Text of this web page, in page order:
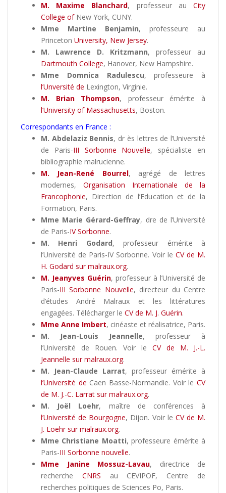
M. Maxime Blanchard, professeur au City
College of New York, CUNY.
Mme Martine Benjamin, professeure au
Princeton University, New Jersey.
M. Lawrence D. Kritzmann, professeur au
Dartmouth College, Hanover, New Hampshire.
Mme Domnica Radulescu, professeure à
l’Unversité de Lexington, Virginie.
M. Brian Thompson, professeur émérite à
l’University of Massachusetts, Boston.
Correspondants en France :
M. Abdelaziz Bennis, dr ès lettres de l’Université
de Paris-III Sorbonne Nouvelle, spécialiste en
bibliographie malrucienne.
M. Jean-René Bourrel, agrégé de lettres
modernes, Organisation Internationale de la
Francophonie, Direction de l’Education et de la
Formation, Paris.
Mme Marie Gérard-Geffray, dre de l’Université
de Paris-IV Sorbonne.
M. Henri Godard, professeur émérite à
l’Université de Paris-IV Sorbonne. Voir le CV de M.
H. Godard sur malraux.org.
M. Jeanyves Guérin, professeur à l’Université de
Paris-III Sorbonne Nouvelle, directeur du Centre
d’études André Malraux et les littératures
engagées. Télécharger le CV de M. J. Guérin.
Mme Anne Imbert, cinéaste et réalisatrice, Paris.
M. Jean-Louis Jeannelle, professeur à
l’Université de Rouen. Voir le CV de M. J.-L.
Jeannelle sur malraux.org.
M. Jean-Claude Larrat, professeur émérite à
l’Université de Caen Basse-Normandie. Voir leCV
de M. J.-C. Larrat sur malraux.org.
M. Joël Loehr, maître de conférences à
l’Université de Bourgogne, Dijon. Voir le CV de M.
J. Loehr sur malraux.org.
Mme Christiane Moatti, professeure émérite à
Paris-III Sorbonne nouvelle.
Mme Janine Mossuz-Lavau, directrice de
recherche CNRS au CEVIPOF, Centre de
recherches politiques de Sciences Po, Paris.